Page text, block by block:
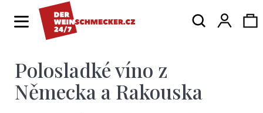
Hledat
Polosladké víno z
Německa a Rakouska
Zpět
Zpět
C
o